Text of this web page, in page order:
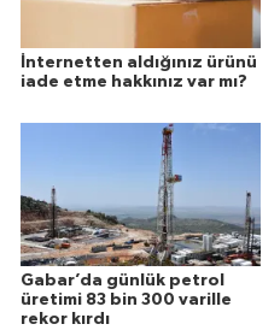
İnternetten aldığınız ürünü
iade etme hakkınız var mı?
Gabar’da günlük petrol
üretimi 83 bin 300 varille
rekor kırdı